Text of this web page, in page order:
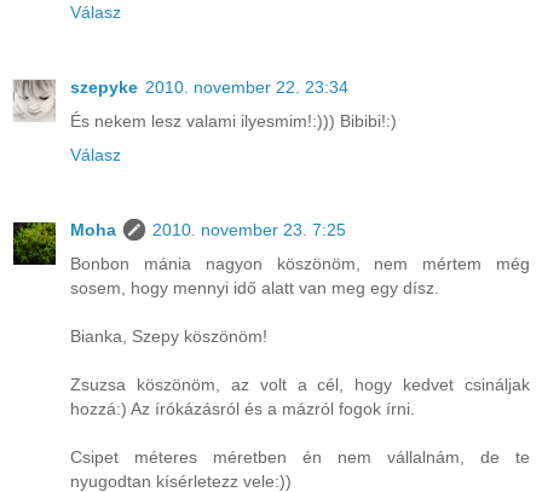
Válasz
szepyke 2010. november 22. 23:34
És nekem lesz valami ilyesmim!:))) Bibibi!:)
Válasz
Moha
2010. november 23. 7:25
Bonbon mánia nagyon köszönöm, nem mértem még
sosem, hogy mennyi idő alatt van meg egy dísz.
Bianka, Szepy köszönöm!
Zsuzsa köszönöm, az volt a cél, hogy kedvet csináljak
hozzá:) Az írókázásról és a mázról fogok írni.
Csipet méteres méretben én nem vállalnám, de te
nyugodtan kísérletezz vele:))